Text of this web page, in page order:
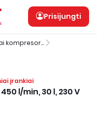
Prisijungti
Elektriniai kompresoriai
įrankiai
l/min, 30 l, 230 V